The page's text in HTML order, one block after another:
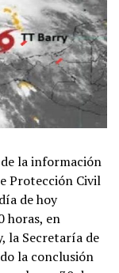
la información
Protección Civil
de hoy
horas, en
la Secretaría de
la conclusión